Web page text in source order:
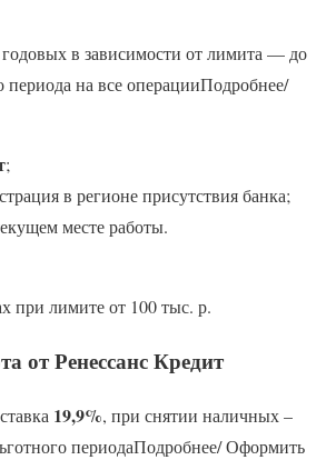
годовых в зависимости от лимита — до
периода на все операцииПодробнее/
;
в регионе присутствия банка;
месте работы.
при лимите от 100 тыс. р.
от Ренессанс Кредит
19,9%, при снятии наличных –
периодаПодробнее/ Оформить